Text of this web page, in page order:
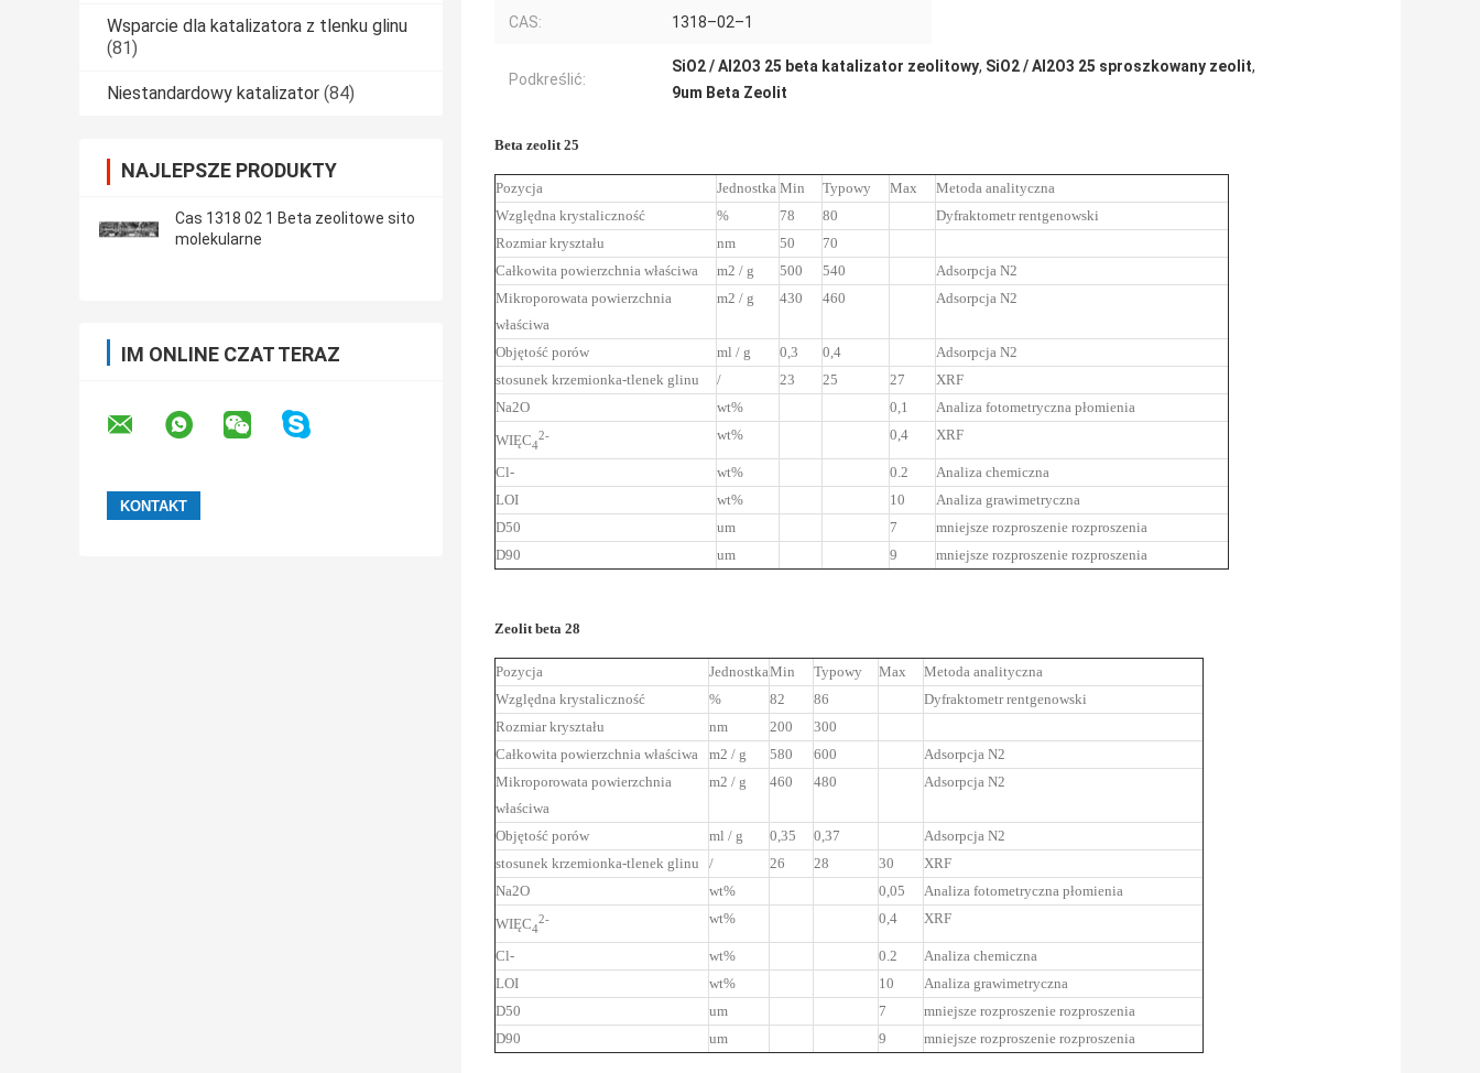
Wsparcie dla katalizatora z tlenku glinu
(81)
Niestandardowy katalizator (84)
NAJLEPSZE PRODUKTY
Cas 1318 02 1 Beta zeolitowe sito
molekularne
IM ONLINE CZAT TERAZ
CAS: 1318–02–1
Podkreślić:
SiO2 / Al2O3 25 beta katalizator zeolitowy, SiO2 / Al2O3 25 sproszkowany zeolit,
9um Beta Zeolit
Beta zeolit ​​25
Pozycja Jednostka Min Typowy Max
Metoda analityczna
Względna krystaliczność
% 78 80
Dyfraktometr rentgenowski
Rozmiar kryształu
nm 50
70
Całkowita powierzchnia właściwa
m2 / g 500 540
Adsorpcja N2
Mikroporowata powierzchnia
właściwa
m2 / g 430 460 Adsorpcja N2
Objętość porów ml / g 0,3 0,4
Adsorpcja N2
stosunek krzemionka-tlenek glinu
/ 23 25 27
XRF
Na2O
wt% 0,1 Analiza fotometryczna płomienia
WIĘC4
2- wt% 0,4 XRF
Cl- wt% 0.2
Analiza chemiczna
LOI
wt% 10
Analiza grawimetryczna
D50
um 7
mniejsze rozproszenie rozproszenia
D90
um 9 mniejsze rozproszenie rozproszenia
Zeolit ​​beta 28
Pozycja JednostkaMin Typowy Max
Metoda analityczna
Względna krystaliczność
% 82 86
Dyfraktometr rentgenowski
Rozmiar kryształu
nm 200
300
Całkowita powierzchnia właściwa
m2 / g 580 600
Adsorpcja N2
Mikroporowata powierzchnia
właściwa
m2 / g 460 480 Adsorpcja N2
Objętość porów ml / g 0,35 0,37
Adsorpcja N2
stosunek krzemionka-tlenek glinu
/ 26 28 30
XRF
Na2O
wt% 0,05 Analiza fotometryczna płomienia
WIĘC4
2- wt% 0,4 XRF
Cl- wt% 0.2
Analiza chemiczna
LOI
wt% 10
Analiza grawimetryczna
D50
um 7
mniejsze rozproszenie rozproszenia
D90
um 9 mniejsze rozproszenie rozproszenia